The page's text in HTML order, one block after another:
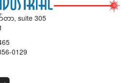
, suite 305
0129